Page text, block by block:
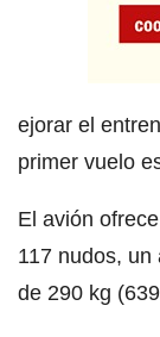
ejorar el
primer vuelo
El avión
117 nudos, un
de 290 kg